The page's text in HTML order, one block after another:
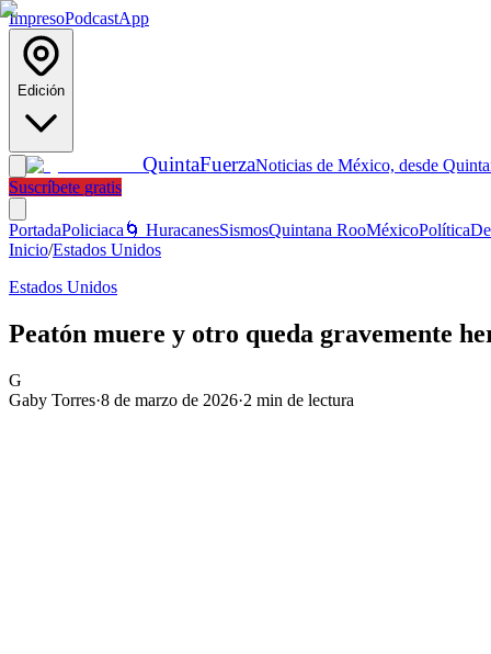
ImpresoPodcastApp
Edición
QuintaFuerzaNoticias de México, desde
Suscríbete gratis
PortadaPoliciaca 🌀 HuracanesSismosQuintana RooMéxicoPolítica
Inicio/Estados Unidos
Estados Unidos
Peatón muere y otro queda gravemente
G
Gaby Torres·8 de marzo de 2026·2 min de lectura